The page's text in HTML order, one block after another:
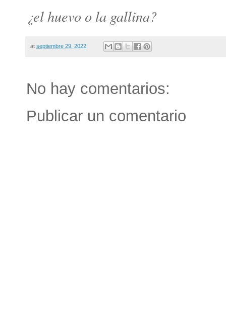
¿el huevo o la gallina?
at septiembre 29, 2022
No hay comentarios:
Publicar un comentario